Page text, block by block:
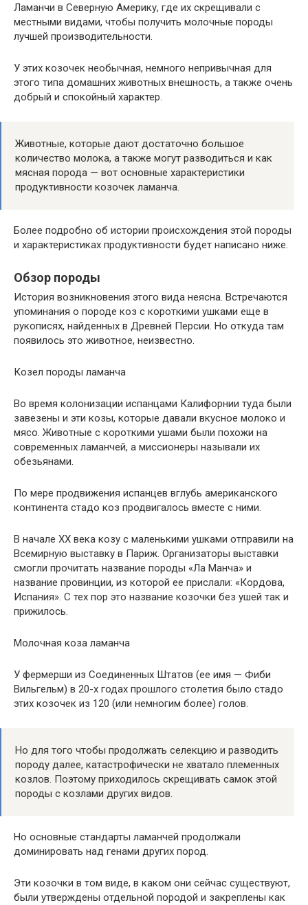
Ламанчи в Северную Америку, где их скрещивали с
местными видами, чтобы получить молочные породы
лучшей производительности.
У этих козочек необычная, немного непривычная для
этого типа домашних животных внешность, а также очень
добрый и спокойный характер.
Животные, которые дают достаточно большое
количество молока, а также могут разводиться и как
мясная порода — вот основные характеристики
продуктивности козочек ламанча.
Более подробно об истории происхождения этой породы
и характеристиках продуктивности будет написано ниже.
Обзор породы
История возникновения этого вида неясна. Встречаются
упоминания о породе коз с короткими ушками еще в
рукописях, найденных в Древней Персии. Но откуда там
появилось это животное, неизвестно.
Козел породы ламанча
Во время колонизации испанцами Калифорнии туда были
завезены и эти козы, которые давали вкусное молоко и
мясо. Животные с короткими ушами были похожи на
современных ламанчей, а миссионеры называли их
обезьянами.
По мере продвижения испанцев вглубь американского
континента стадо коз продвигалось вместе с ними.
В начале ХХ века козу с маленькими ушками отправили на
Всемирную выставку в Париж. Организаторы выставки
смогли прочитать название породы «Ла Манча» и
название провинции, из которой ее прислали: «Кордова,
Испания». С тех пор это название козочки без ушей так и
прижилось.
Молочная коза ламанча
У фермерши из Соединенных Штатов (ее имя — Фиби
Вильгельм) в 20-х годах прошлого столетия было стадо
этих козочек из 120 (или немногим более) голов.
Но для того чтобы продолжать селекцию и разводить
породу далее, катастрофически не хватало племенных
козлов. Поэтому приходилось скрещивать самок этой
породы с козлами других видов.
Но основные стандарты ламанчей продолжали
доминировать над генами других пород.
Эти козочки в том виде, в каком они сейчас существуют,
были утверждены отдельной породой и закреплены как